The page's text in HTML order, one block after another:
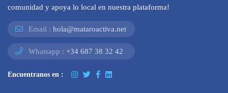
comunidad y apoya lo local en nuestra plataforma!
Email : hola@mataroactiva.net
Whatsapp : +34 687 38 32 42
Encuentranos en :